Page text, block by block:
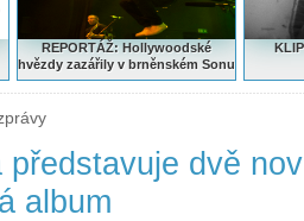
REPORTÁŽ: Hollywoodské
hvězdy zazářily v brněnském Sonu
představuje dvě
album